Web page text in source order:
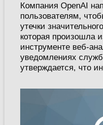
Компания OpenAI
пользователям,
утечки
которая произошла
инструменте веб-
уведомлениях
утверждается, что